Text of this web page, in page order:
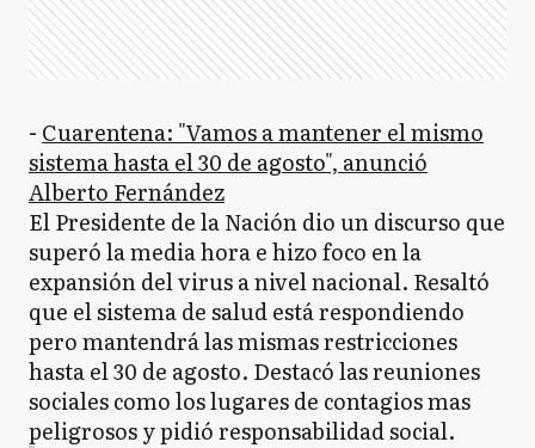
- Cuarentena: "Vamos a mantener el mismo
sistema hasta el 30 de agosto", anunció
Alberto Fernández
El Presidente de la Nación dio un discurso que
superó la media hora e hizo foco en la
expansión del virus a nivel nacional. Resaltó
que el sistema de salud está respondiendo
pero mantendrá las mismas restricciones
hasta el 30 de agosto. Destacó las reuniones
sociales como los lugares de contagios mas
peligrosos y pidió responsabilidad social.